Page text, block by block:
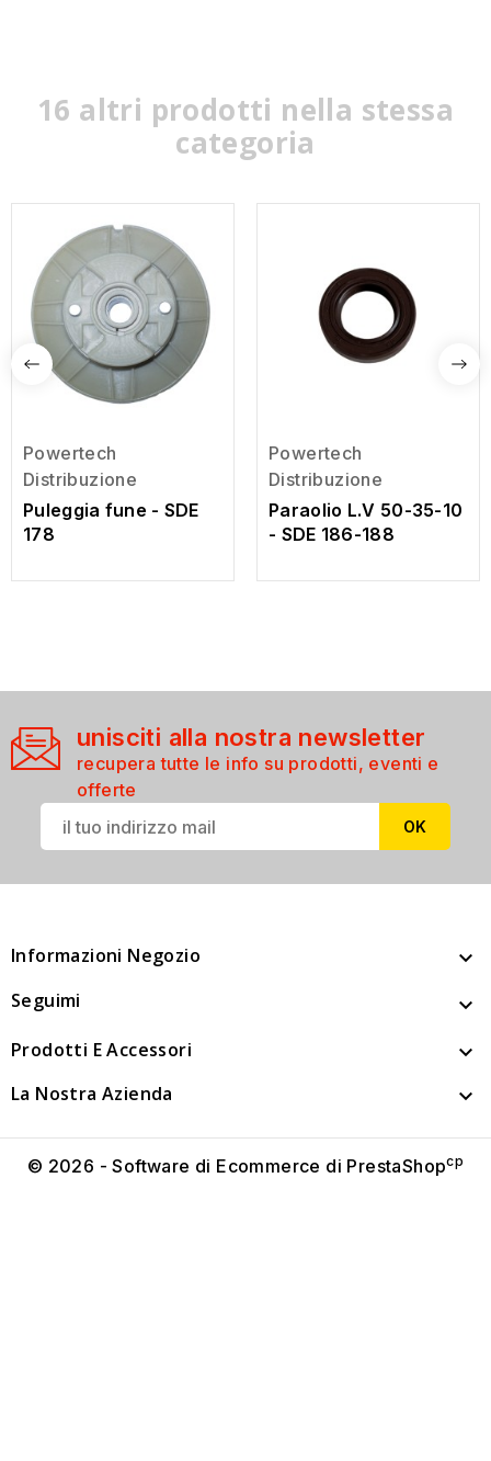
16 altri prodotti nella stessa
categoria
Powertech
Distribuzione
Puleggia fune - SDE
178
Powertech
Distribuzione
Paraolio L.V 50-35-10
- SDE 186-188
unisciti alla nostra newsletter
recupera tutte le info su prodotti, eventi e
offerte
Informazioni Negozio 
Seguimi 
Prodotti E Accessori 
La Nostra Azienda 
© 2026 - Software di Ecommerce di PrestaShopcp